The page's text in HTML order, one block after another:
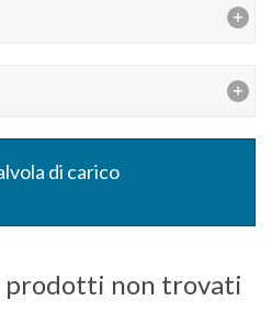
di carico
prodotti non trovati